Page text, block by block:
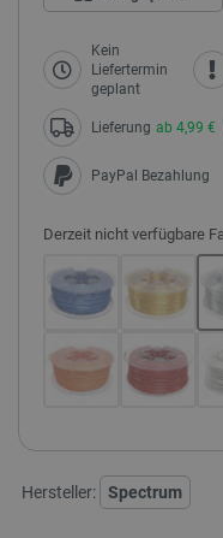
Kein
Liefertermin
geplant
Lieferung ab 4,99 €
PayPal Bezahlung
Derzeit nicht verfügbare
Hersteller: Spectrum